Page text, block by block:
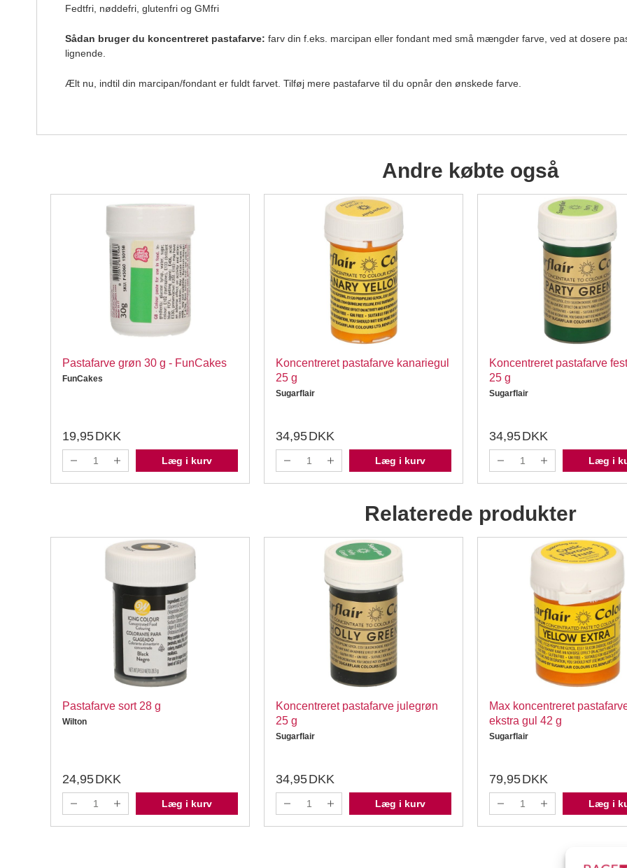
Fedtfri, nøddefri, glutenfri og GMfri
Sådan bruger du koncentreret pastafarve: farv din f.eks. marcipan eller fondant med små mængder farve, ved at dosere
lignende.
Ælt nu, indtil din marcipan/fondant er fuldt farvet. Tilføj mere pastafarve til du opnår den ønskede farve.
Andre købte også
Pastafarve grøn 30 g - FunCakes
FunCakes
19,95DKK
Læg i kurv
Koncentreret pastafarve kanariegul
25 g
Sugarflair
34,95DKK
Læg i kurv
Koncentreret pastafarve
25 g
Sugarflair
34,95DKK
Læg i
Relaterede produkter
Pastafarve sort 28 g
Wilton
24,95DKK
Læg i kurv
Koncentreret pastafarve julegrøn
25 g
Sugarflair
34,95DKK
Læg i kurv
Max koncentreret
ekstra gul 42 g
Sugarflair
79,95DKK
Læg i